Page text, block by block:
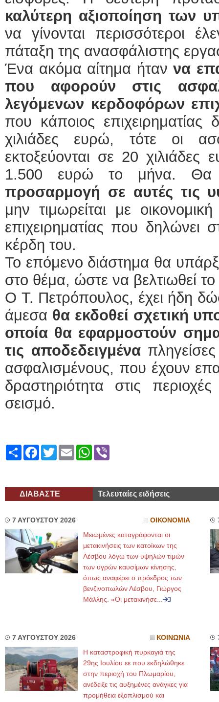
καλύτερη αξιοποίηση
να γίνονται περισσότεροι
πάταξη της ανασφάλιστης
Ένα ακόμα αίτημα ήταννα
που αφορούν στις
λεγόμενων κερδοφόρων
που κάποιος επιχειρηματίας
χιλιάδες ευρώ, τότε οι
εκτοξεύονται σε 20
1.500 ευρώ το μήνα.
προσαρμογή σε αυτές τις
μην τιμωρείται με
επιχειρηματίας που δηλώνει
κέρδη του.
Το επόμενο διάστημα θα
στο θέμα, ώστε να βελτιωθεί
O Τ. Πετρόπουλος, έχει ήδη
άμεσα θα εκδοθεί σχετική
οποία θα εφαρμοστούν
τις αποδεδειγμέναπληγείσες
ασφαλισμένους, που έχουν
δραστηριότητα στις
σεισμό.
ShareFacebook
TwitterEmailWhatsApp
ΔΙΑΒΑΣΤΕ Τελευταίες ειδήσεις
7 ΑΥΓΟΥΣΤΟΥ 2026 ΟΙΚΟΝΟΜΙΑ
Μειωμένες καταγράφονται οι
μετακινήσεις των κατοίκων της
Λέσβου λόγω των υψηλών τιμών
των υγρών καυσίμων κίνησης,
όπως αναφέρει ο πρόεδρος των
βενζινοπωλών Λέσβου, Γιώργος
Μάλλης. «Οι μετακινήσε...
7 ΑΥΓΟΥΣΤΟΥ 2026 ΚΟΙΝΩΝΙΑ
Η καταστροφική πυρκαγιά της
29ης Ιουλίου εε που εκδηλώθηκε
στην περιοχή του Πλωμαρίου,
ανέδειξε τις αυξημένες ανάγκες για
προμήθεια εξοπλισμού και